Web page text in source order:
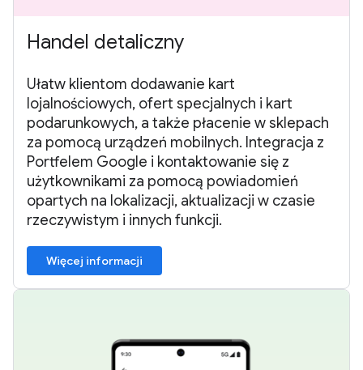
Handel detaliczny
Ułatw klientom dodawanie kart
lojalnościowych, ofert specjalnych i kart
podarunkowych, a także płacenie w sklepach
za pomocą urządzeń mobilnych. Integracja z
Portfelem Google i kontaktowanie się z
użytkownikami za pomocą powiadomień
opartych na lokalizacji, aktualizacji w czasie
rzeczywistym i innych funkcji.
Więcej informacji